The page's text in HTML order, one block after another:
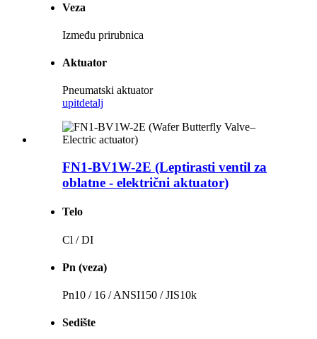
Veza
Između prirubnica
Aktuator
Pneumatski aktuator
upitdetalj
FN1-BV1W-2E (Leptirasti ventil za
oblatne - električni aktuator)
Telo
Cl / DI
Pn (veza)
Pn10 / 16 / ANSI150 / JIS10k
Sedište